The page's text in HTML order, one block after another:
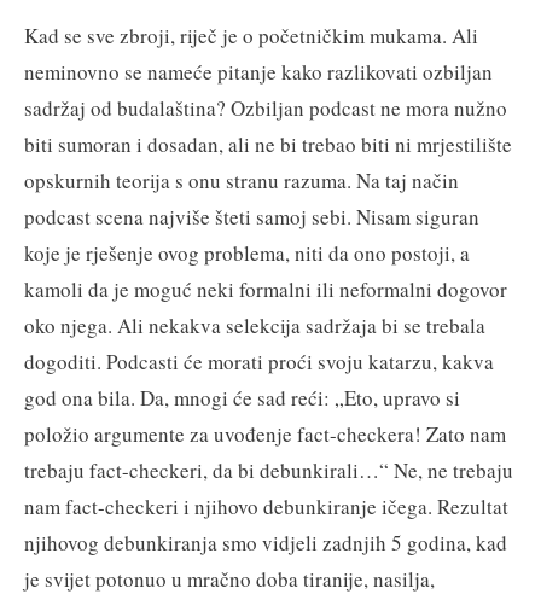
Kad se sve zbroji, riječ je o početničkim mukama. Ali
neminovno se nameće pitanje kako razlikovati ozbiljan
sadržaj od budalaština? Ozbiljan podcast ne mora nužno
biti sumoran i dosadan, ali ne bi trebao biti ni mrjestilište
opskurnih teorija s onu stranu razuma. Na taj način
podcast scena najviše šteti samoj sebi. Nisam siguran
koje je rješenje ovog problema, niti da ono postoji, a
kamoli da je moguć neki formalni ili neformalni dogovor
oko njega. Ali nekakva selekcija sadržaja bi se trebala
dogoditi. Podcasti će morati proći svoju katarzu, kakva
god ona bila. Da, mnogi će sad reći: „Eto, upravo si
položio argumente za uvođenje fact-checkera! Zato nam
trebaju fact-checkeri, da bi debunkirali…“ Ne, ne trebaju
nam fact-checkeri i njihovo debunkiranje ičega. Rezultat
njihovog debunkiranja smo vidjeli zadnjih 5 godina, kad
je svijet potonuo u mračno doba tiranije, nasilja,